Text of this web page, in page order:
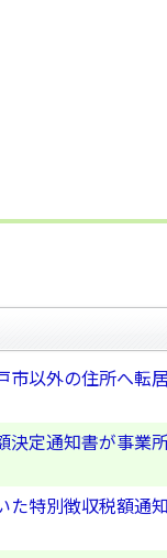
市以外の住所へ
決定通知書が事
た特別徴収税額